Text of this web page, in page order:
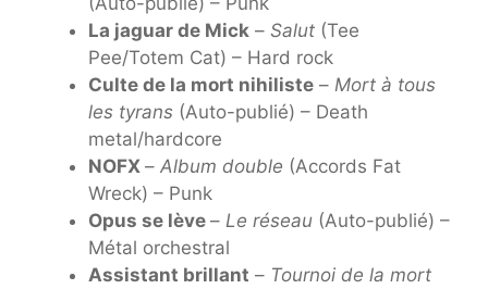
La jaguar de Mick – Salut (Tee
Pee/Totem Cat) – Hard rock
Culte de la mort nihiliste – Mort à tous
les tyrans (Auto-publié) – Death
metal/hardcore
NOFX – Album double (Accords Fat
Wreck) – Punk
Opus se lève – Le réseau (Auto-publié) –
Métal orchestral
Assistant brillant – Tournoi de la mort